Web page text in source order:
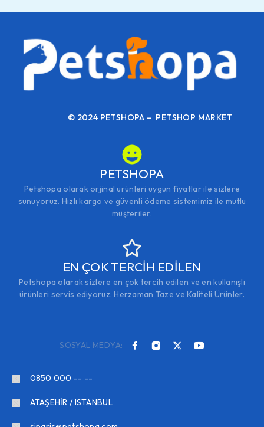
© 2024 PETSHOPA – PETSHOP MARKET
PETSHOPA
Petshopa olarak orjinal ürünleri uygun fiyatlar ile sizlere
sunuyoruz. Hızlı kargo ve güvenli ödeme sistemimiz ile mutlu
müşteriler.
EN ÇOK TERCİH EDİLEN
Petshopa olarak sizlere en çok tercih edilen ve en kullanışlı
ürünleri servis ediyoruz. Herzaman Taze ve Kaliteli Ürünler.
SOSYAL MEDYA:
0850 000 -- --
ATAŞEHİR / ISTANBUL